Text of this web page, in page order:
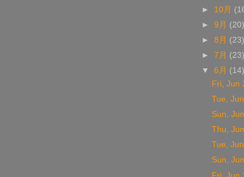
► 10月
►9月 (20)
►8月 (23)
►7月 (23)
▼6月 (14)
Fri, Jun
Tue,
Sun,
Thu,
Tue,
Sun,
Fri, Jun